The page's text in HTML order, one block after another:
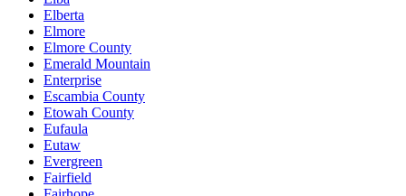
Elberta
Elmore
Elmore County
Emerald Mountain
Enterprise
Escambia County
Etowah County
Eufaula
Eutaw
Evergreen
Fairfield